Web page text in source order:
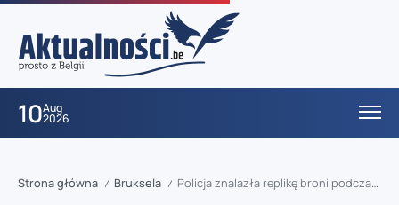
10Aug
2026
Strona główna / Bruksela / Policja znalazła replikę broni podczas kontroli drogowej w Brukseli